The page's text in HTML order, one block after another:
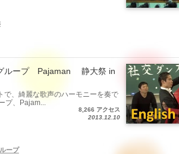
ループ Pajaman 静大祭 in
で、綺麗な歌声のハーモニーを奏で
プ、Pajam...
8,266 アクセス
2013.12.10
ープ